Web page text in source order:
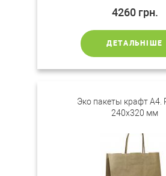
4260 грн.
ДЕТАЛЬНІШЕ
Эко пакеты крафт А4.
240х320 мм